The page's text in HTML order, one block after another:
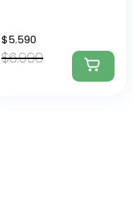
$6.990
$5.590